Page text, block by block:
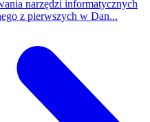
narzędzi informatycznych
z pierwszych w Dan...